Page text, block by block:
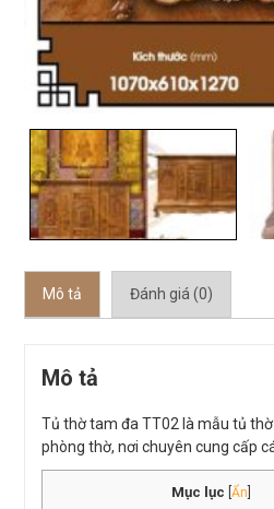
Mô tả Đánh giá (0)
Mô tả
Tủ thờ tam đa TT02 là mẫu tủ
phòng thờ, nơi chuyên cung cấp
Mục lục Ẩn